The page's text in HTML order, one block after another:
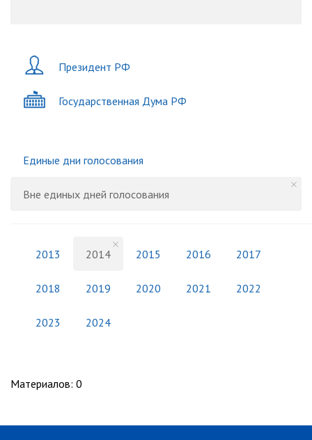
Президент РФ
Государственная Дума РФ
Единые дни голосования
Вне единых дней голосования
2013 2014 2015 2016 2017
2018 2019 2020 2021 2022
2023 2024
Материалов: 0